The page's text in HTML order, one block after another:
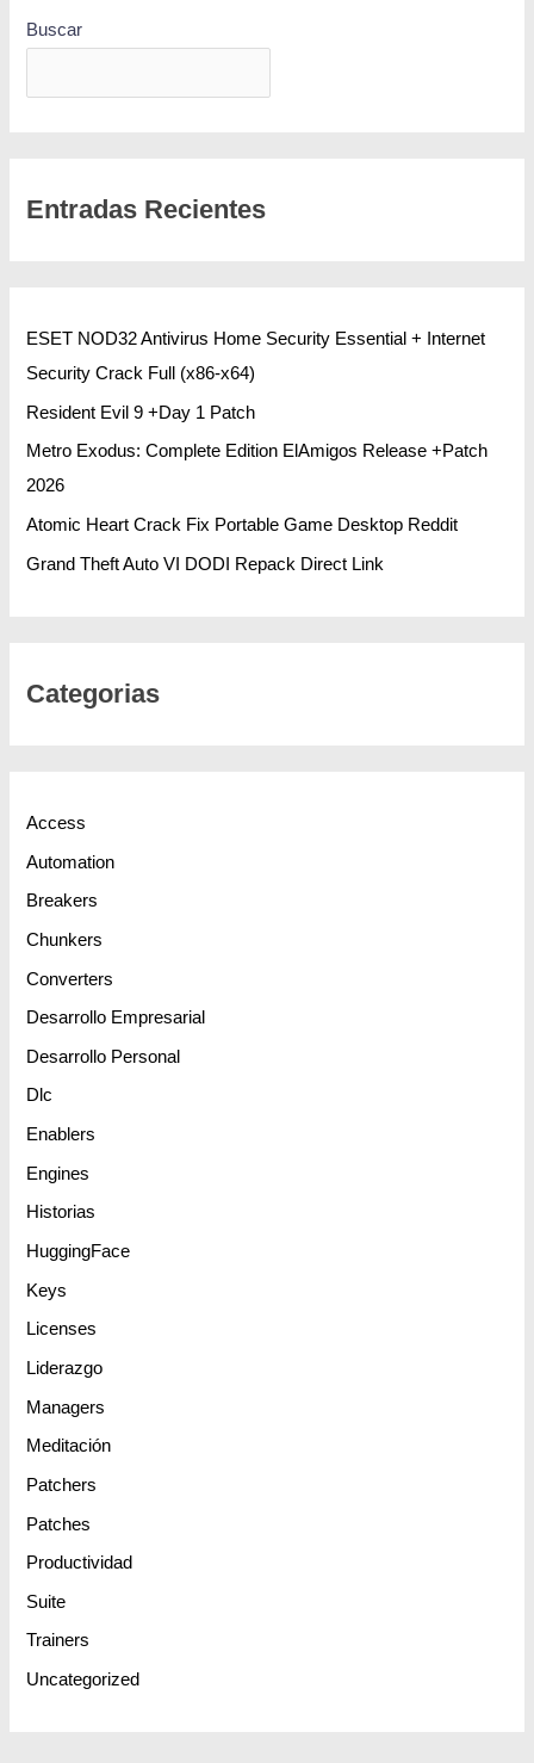
Buscar
Entradas Recientes
ESET NOD32 Antivirus Home Security Essential + Internet
Security Crack Full (x86-x64)
Resident Evil 9 +Day 1 Patch
Metro Exodus: Complete Edition ElAmigos Release +Patch
2026
Atomic Heart Crack Fix Portable Game Desktop Reddit
Grand Theft Auto VI DODI Repack Direct Link
Categorias
Access
Automation
Breakers
Chunkers
Converters
Desarrollo Empresarial
Desarrollo Personal
Dlc
Enablers
Engines
Historias
HuggingFace
Keys
Licenses
Liderazgo
Managers
Meditación
Patchers
Patches
Productividad
Suite
Trainers
Uncategorized